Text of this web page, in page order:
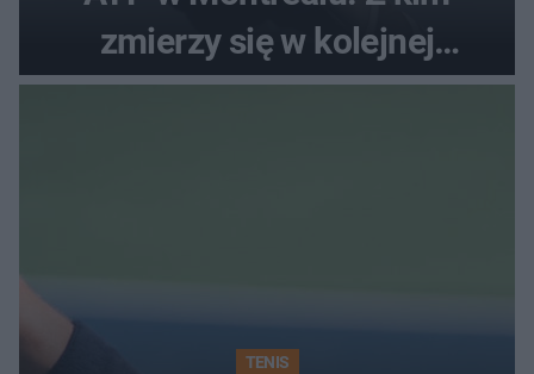
zmierzy się w kolejnej
rundzie?
TENIS